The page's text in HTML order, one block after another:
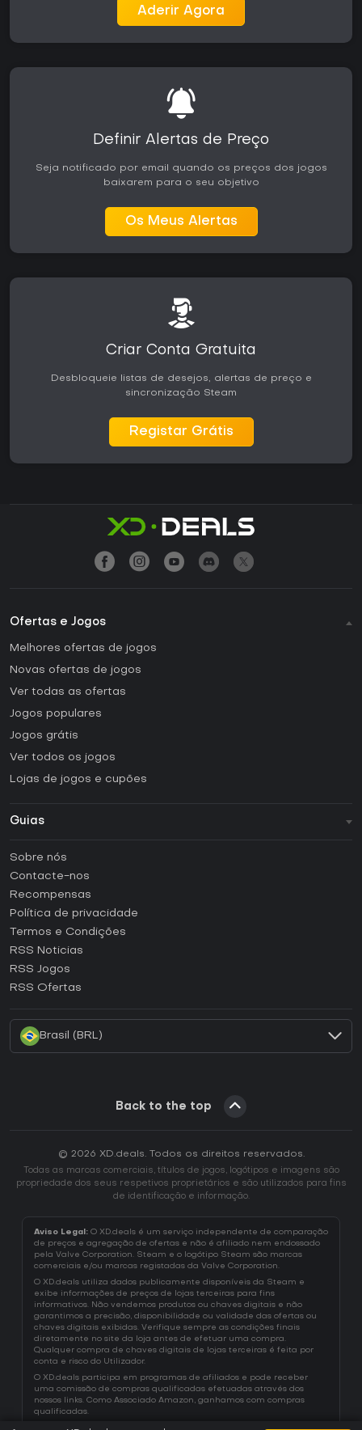
Aderir Agora
Definir Alertas de Preço
Seja notificado por email quando os preços dos jogos
baixarem para o seu objetivo
Os Meus Alertas
Criar Conta Gratuita
Desbloqueie listas de desejos, alertas de preço e
sincronização Steam
Registar Grátis
Ofertas e Jogos
Melhores ofertas de jogos
Novas ofertas de jogos
Ver todas as ofertas
Jogos populares
Jogos grátis
Ver todos os jogos
Lojas de jogos e cupões
Guias
Como ativar uma CD Key Steam?
Como ativar uma CD Key Epic Games?
Como ativar uma CD Key GOG?
Como ativar uma CD Key Ubisoft Connect?
Sobre nós
Contacte-nos
Recompensas
Política de privacidade
Termos e Condições
RSS Noticias
RSS Jogos
RSS Ofertas
Brasil (BRL)
Back to the top
© 2026 XD.deals. Todos os direitos reservados.
Todas as marcas comerciais, títulos de jogos, logótipos e imagens são
propriedade dos seus respetivos proprietários e são utilizados para fins
de identificação e informação.
Aviso Legal: O XD.deals é um serviço independente de comparação
de preços e agregação de ofertas e não é afiliado nem endossado
pela Valve Corporation. Steam e o logótipo Steam são marcas
comerciais e/ou marcas registadas da Valve Corporation.
O XD.deals utiliza dados publicamente disponíveis da Steam e
exibe informações de preços de lojas terceiras para fins
informativos. Não vendemos produtos ou chaves digitais e não
garantimos a precisão, disponibilidade ou validade das ofertas ou
chaves digitais exibidas. Verifique sempre as condições finais
diretamente no site da loja antes de efetuar uma compra.
Qualquer compra de chaves digitais de lojas terceiras é feita por
conta e risco do Utilizador.
O XD.deals participa em programas de afiliados e pode receber
uma comissão de compras qualificadas efetuadas através dos
nossos links. Como Associado Amazon, ganhamos com compras
qualificadas.